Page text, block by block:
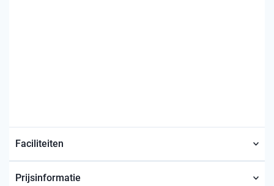
Faciliteiten
Prijsinformatie